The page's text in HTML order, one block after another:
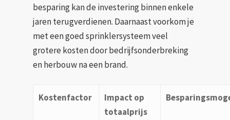
besparing kan de investering binnen enkele
jaren terugverdienen. Daarnaast voorkom je
met een goed sprinklersysteem veel
grotere kosten door bedrijfsonderbreking
en herbouw na een brand.
Kostenfactor
Impact op
totaalprijs